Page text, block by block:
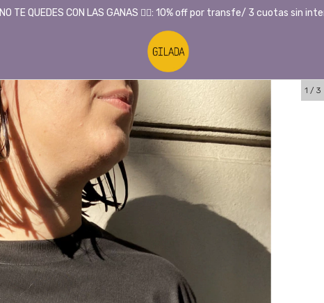
NO TE QUEDES CON LAS GANAS ❤️‍🔥: 10% off por transfe/ 3 cuotas sin
1 / 3